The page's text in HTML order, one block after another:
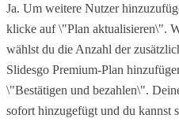
Ja. Um weitere Nutzer
klicke auf \"Plan aktualisieren\".
wählst du die Anzahl der
Slidesgo Premium-Plan
\"Bestätigen und bezahlen\".
sofort hinzugefügt und du kannst